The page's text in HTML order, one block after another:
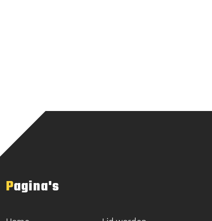
Pagina's